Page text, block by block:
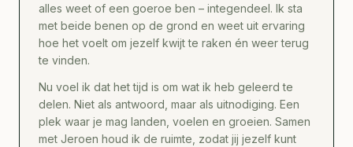
alles weet of een goeroe ben – integendeel. Ik sta
met beide benen op de grond en weet uit ervaring
hoe het voelt om jezelf kwijt te raken én weer terug
te vinden.
Nu voel ik dat het tijd is om wat ik heb geleerd te
delen. Niet als antwoord, maar als uitnodiging. Een
plek waar je mag landen, voelen en groeien. Samen
met Jeroen houd ik de ruimte, zodat jij jezelf kunt